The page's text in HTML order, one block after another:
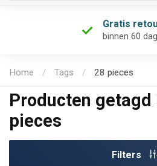
Gratis
binnen 60
Home / Tags / 28 pieces
Producten getagd
pieces
Filters